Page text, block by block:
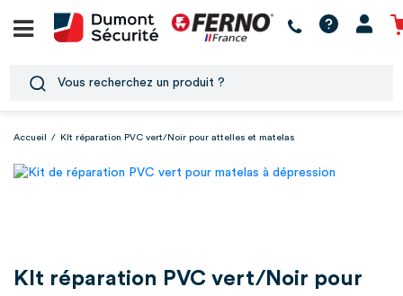
Accueil / KIt réparation PVC vert/Noir pour attelles et matelas
KIt réparation PVC vert/Noir pour